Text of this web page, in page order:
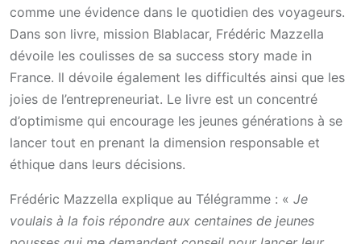
comme une évidence dans le quotidien des voyageurs.
Dans son livre, mission Blablacar, Frédéric Mazzella
dévoile les coulisses de sa success story made in
France. Il dévoile également les difficultés ainsi que les
joies de l’entrepreneuriat. Le livre est un concentré
d’optimisme qui encourage les jeunes générations à se
lancer tout en prenant la dimension responsable et
éthique dans leurs décisions.
Frédéric Mazzella explique au Télégramme : « Je
voulais à la fois répondre aux centaines de jeunes